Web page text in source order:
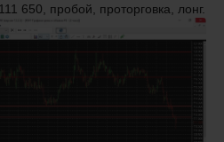
650, пробой, проторговка, лонг.